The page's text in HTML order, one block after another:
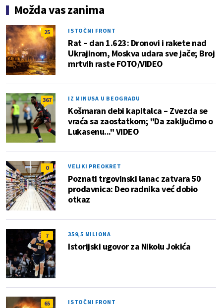
Možda vas zanima
25 ISTOČNI FRONT
Rat – dan 1.623: Dronovi i rakete nad
Ukrajinom, Moskva udara sve jače; Broj
mrtvih raste FOTO/VIDEO
367 IZ MINUSA U BEOGRADU
Košmaran debi kapitalca – Zvezda se
vraća sa zaostatkom; "Da zaključimo o
Lukasenu..." VIDEO
0 VELIKI PREOKRET
Poznati trgovinski lanac zatvara 50
prodavnica: Deo radnika već dobio
otkaz
7 359,5 MILIONA
Istorijski ugovor za Nikolu Jokića
65 ISTOČNI FRONT